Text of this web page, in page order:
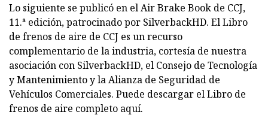
Lo siguiente se publicó en el Air Brake Book de CCJ,
11.ª edición, patrocinado por SilverbackHD. El Libro
de frenos de aire de CCJ es un recurso
complementario de la industria, cortesía de nuestra
asociación con SilverbackHD, el Consejo de Tecnología
y Mantenimiento y la Alianza de Seguridad de
Vehículos Comerciales. Puede descargar el Libro de
frenos de aire completo aquí.